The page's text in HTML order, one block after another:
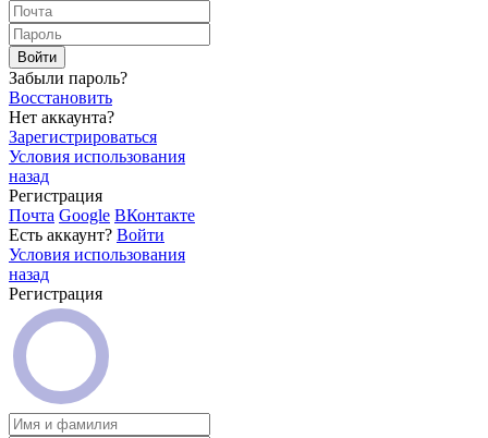
Войти
Забыли пароль?
Восстановить
Нет аккаунта?
Зарегистрироваться
Условия использования
назад
Регистрация
Почта Google ВКонтакте
Есть аккаунт? Войти
Условия использования
назад
Регистрация